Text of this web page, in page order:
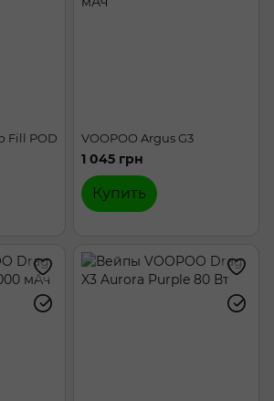
Fill POD
VOOPOO Argus G3
1 045 грн
Купить